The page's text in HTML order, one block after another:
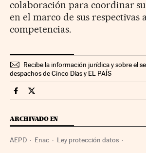
colaboración para coordinar
en el marco de sus respectivas
competencias.
Recibe la información jurídica y sobre el
despachos de Cinco Días y EL PAÍS
Legal Cinco Días en Facebook
Legal Cinco Días en Twitter
ARCHIVADO EN
AEPD Enac Ley protección datos